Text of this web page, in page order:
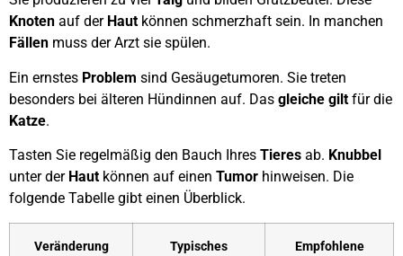
Knoten auf der Haut können schmerzhaft sein. In manchen
Fällen muss der Arzt sie spülen.
Ein ernstes Problem sind Gesäugetumoren. Sie treten
besonders bei älteren Hündinnen auf. Das gleiche gilt für die
Katze.
Tasten Sie regelmäßig den Bauch Ihres Tieres ab. Knubbel
unter der Haut können auf einen Tumor hinweisen. Die
folgende Tabelle gibt einen Überblick.
Veränderung
Typisches
Empfohlene